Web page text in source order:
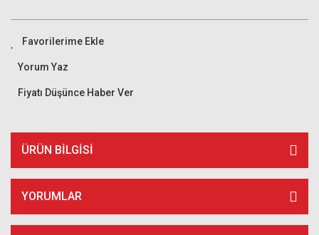
Yorum Yaz
Fiyatı Düşünce Haber Ver
ÜRÜN BILGISI
YORUMLAR